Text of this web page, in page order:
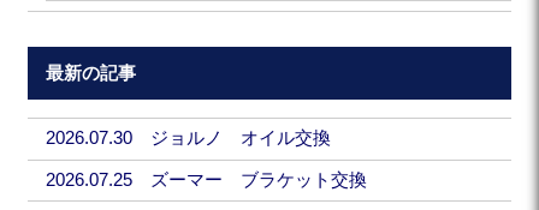
最新の記事
2026.07.30 ジョルノ オイル交換
2026.07.25 ズーマー ブラケット交換